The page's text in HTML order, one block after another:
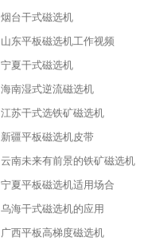
烟台干式磁选机
山东平板磁选机工作视频
宁夏干式磁选机
海南湿式逆流磁选机
江苏干式选铁矿磁选机
新疆平板磁选机皮带
云南未来有前景的铁矿磁选机
宁夏平板磁选机适用场合
乌海干式磁选机的应用
广西平板高梯度磁选机